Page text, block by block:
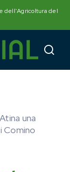
dell'Agricoltura del
una
Comino